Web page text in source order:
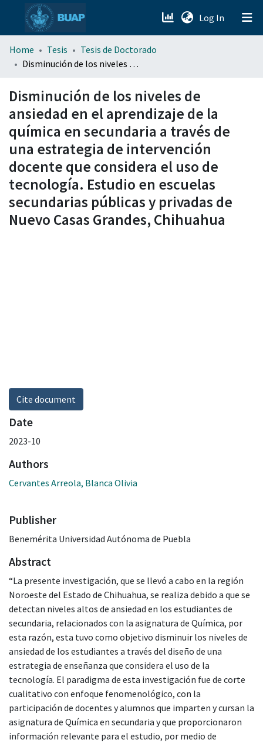
Log In (current)
menu.section.about_menu
Home Tesis
Tesis de Doctorado
Disminución de los niveles de ansiedad en el aprendizaje de la química en secundaria a través de una estrategia de intervención docente que considera el uso de tecnología. Estudio en escuelas secundarias públicas y privadas de Nuevo Casas Grandes, Chihuahua
Disminución de los niveles de
ansiedad en el aprendizaje de la
química en secundaria a través de
una estrategia de intervención
docente que considera el uso de
tecnología. Estudio en escuelas
secundarias públicas y privadas de
Nuevo Casas Grandes, Chihuahua
Cite document
Date
2023-10
Authors
Cervantes Arreola, Blanca Olivia
Publisher
Benemérita Universidad Autónoma de Puebla
Abstract
“La presente investigación, que se llevó a cabo en la región
Noroeste del Estado de Chihuahua, se realiza debido a que se
detectan niveles altos de ansiedad en los estudiantes de
secundaria, relacionados con la asignatura de Química, por
esta razón, esta tuvo como objetivo disminuir los niveles de
ansiedad de los estudiantes a través del diseño de una
estrategia de enseñanza que considera el uso de la
tecnología. El paradigma de esta investigación fue de corte
cualitativo con enfoque fenomenológico, con la
participación de docentes y alumnos que imparten y cursan la
asignatura de Química en secundaria y que proporcionaron
información relevante para el estudio, por medio de